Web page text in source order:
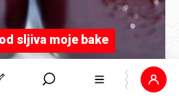
sljiva moje bake